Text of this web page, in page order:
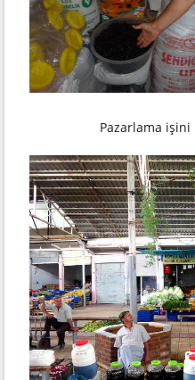
Pazarlama